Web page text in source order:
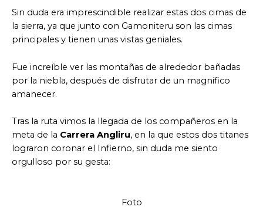
Sin duda era imprescindible realizar estas dos cimas de
la sierra, ya que junto con Gamoniteru son las cimas
principales y tienen unas vistas geniales.
Fue increíble ver las montañas de alrededor bañadas
por la niebla, después de disfrutar de un magnifico
amanecer.
Tras la ruta vimos la llegada de los compañeros en la
meta de la Carrera Angliru, en la que estos dos titanes
lograron coronar el Infierno, sin duda me siento
orgulloso por su gesta:
Foto